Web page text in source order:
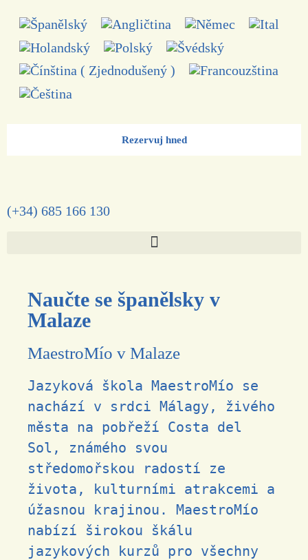
Rezervuj hned
(+34) 685 166 130
Naučte se španělsky v
Malaze
MaestroMío v Malaze
Jazyková škola MaestroMío se
nachází v srdci Málagy, živého
města na pobřeží Costa del
Sol, známého svou
středomořskou radostí ze
života, kulturními atrakcemi a
úžasnou krajinou. MaestroMío
nabízí širokou škálu
jazykových kurzů pro všechny